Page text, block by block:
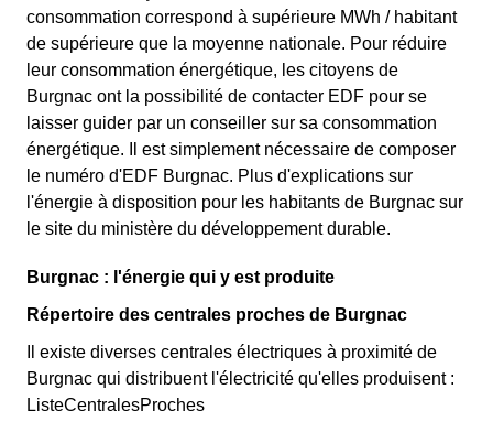
consommation correspond à supérieure MWh / habitant
de supérieure que la moyenne nationale. Pour réduire
leur consommation énergétique, les citoyens de
Burgnac ont la possibilité de contacter EDF pour se
laisser guider par un conseiller sur sa consommation
énergétique. Il est simplement nécessaire de composer
le numéro d'EDF Burgnac. Plus d'explications sur
l'énergie à disposition pour les habitants de Burgnac sur
le site du ministère du développement durable.
Burgnac : l'énergie qui y est produite
Répertoire des centrales proches de Burgnac
Il existe diverses centrales électriques à proximité de
Burgnac qui distribuent l'électricité qu'elles produisent :
ListeCentralesProches